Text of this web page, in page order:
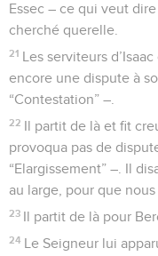
Essec – ce qui veut
cherché querelle.
21 Les serviteurs
encore une dispute à
“Contestation” –.
22 Il partit de là et fit
provoqua pas de
“Elargissement” –. Il
au large, pour que
23 Il partit de là pour
24 Le Seigneur lui